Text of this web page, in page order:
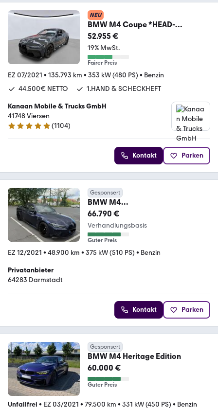
NEU
BMW M4 Coupe *HEAD-
UP|CAM|SCHIEBEDACH*
52.955 €
19% MwSt.
Fairer Preis
EZ 07/2021 • 135.793 km • 353 kW (480 PS) • Benzin
44.500€ NETTO
1.HAND & SCHECKHEFT
Kanaan Mobile & Trucks GmbH
41748 Viersen
4.9 Sterne
(1104)
Kontakt Parken
Gesponsert
BMW M4
Competition|Garantie|Carbon|La
ser|Schalensitz
66.790 €
Verhandlungsbasis
Guter Preis
EZ 12/2021 • 48.900 km • 375 kW (510 PS) • Benzin
Privatanbieter
64283 Darmstadt
Kontakt Parken
Gesponsert
BMW M4 Heritage Edition
60.000 €
Guter Preis
Unfallfrei • EZ 03/2021 • 79.500 km • 331 kW (450 PS) • Benzin